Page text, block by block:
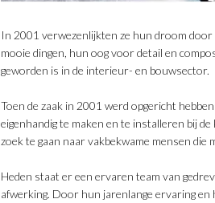
In 2001 verwezenlijkten ze hun droom
mooie dingen, hun oog voor detail en
geworden is in de interieur- en bouwsector.
Toen de zaak in 2001 werd opgericht
eigenhandig te maken en te installeren bij
zoek te gaan naar vakbekwame mensen
Heden staat er een ervaren team van
afwerking. Door hun jarenlange ervaring